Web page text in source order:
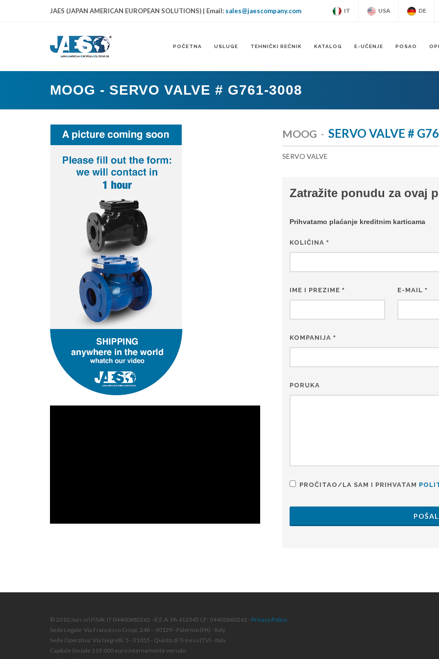
JAES (JAPAN AMERICAN EUROPEAN SOLUTIONS) | Email: sales@jaescompany.com IT USA DE
POČETNA USLUGE TEHNIČKI REČNIK KATALOG E-UČENJE POSAO
MOOG - SERVO VALVE # G761-3008
MOOG -SERVO VALVE #
SERVO VALVE
Zatražite ponudu za ovaj
Prihvatamo plaćanje kreditnim karticama
KOLIČINA*
IME I PREZIME* E-MAIL*
KOMPANIJA*
PORUKA
PROČITAO/LA SAM I PRIHVATAM
© 2010 Jaes srl P.IVA: IT 04400680262 - R.E.A. PA 412345 CF: 04400680262 - Privacy Policy
Sede Legale: Via Francesco Crispi, 248 – 90129 - Palermo (PA) - Italy
Sede Operativa: Via Negrelli, 5 - 31055 - Quinto di Treviso (TV) - Italy
Capitale Sociale 119.000 euro internamente versato